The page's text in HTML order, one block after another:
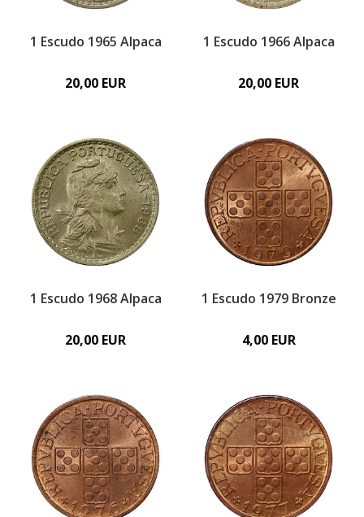
1 Escudo 1965 Alpaca
20,00 EUR
1 Escudo 1966 Alpaca
20,00 EUR
1 Escudo 1968 Alpaca
20,00 EUR
1 Escudo 1979 Bronze
4,00 EUR